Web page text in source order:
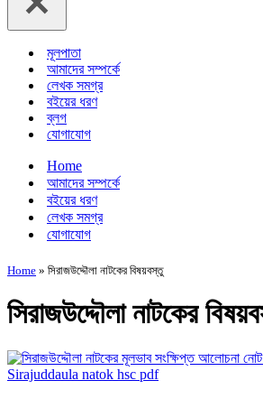
মূলপাতা
আমাদের সম্পর্কে
লেখক সমগ্র
বইয়ের ধরণ
ব্লগ
যোগাযোগ
Home
আমাদের সম্পর্কে
বইয়ের ধরণ
লেখক সমগ্র
যোগাযোগ
Home » সিরাজউদ্দৌলা নাটকের বিষয়বস্তু
সিরাজউদ্দৌলা নাটকের